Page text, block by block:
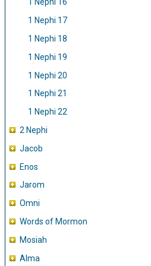
1 Nephi 16
1 Nephi 17
1 Nephi 18
1 Nephi 19
1 Nephi 20
1 Nephi 21
1 Nephi 22
2 Nephi
Jacob
Enos
Jarom
Omni
Words of Mormon
Mosiah
Alma